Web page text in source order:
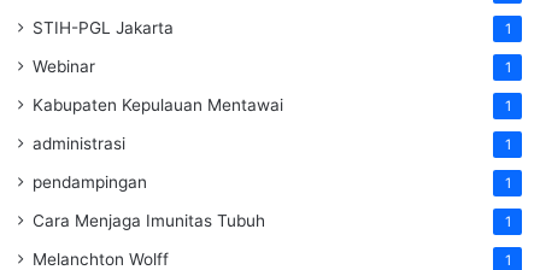
STIH-PGL Jakarta 1
Webinar 1
Kabupaten Kepulauan Mentawai 1
administrasi 1
pendampingan 1
Cara Menjaga Imunitas Tubuh 1
Melanchton Wolff 1